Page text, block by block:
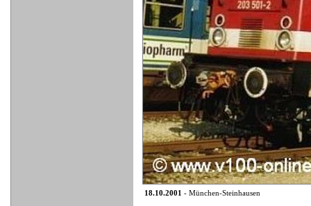
18.10.2001 - München-Steinhausen